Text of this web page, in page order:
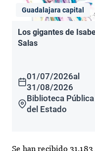
Guadalajara capital
Los gigantes de
Salas
01/07/2026al
31/08/2026
Biblioteca Pública
del Estado
Se han recibido